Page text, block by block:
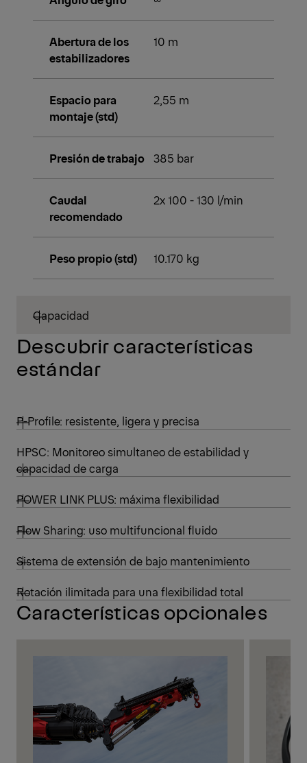
Abertura de los
estabilizadores
10 m
Espacio para
montaje (std)
2,55 m
Presión de trabajo 385 bar
Caudal
recomendado
2x 100 - 130 l/min
Peso propio (std) 10.170 kg
Capacidad
Descubrir características
estándar
P-Profile: resistente, ligera y precisa
HPSC: Monitoreo simultaneo de estabilidad y
capacidad de carga
POWER LINK PLUS: máxima flexibilidad
Flow Sharing: uso multifuncional fluido
Sistema de extensión de bajo mantenimiento
Rotación ilimitada para una flexibilidad total
Características opcionales